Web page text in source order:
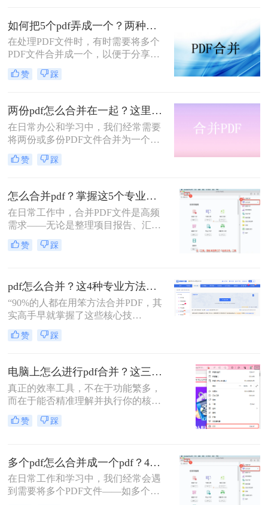
响着我们的信息处理效率与专业形
象。那么怎么把pdf合并成一个pdf
呢？今天，作为一名深耕办公软件领
域多年的测评博主，我将为你揭秘三
种最高效的PDF合并方案，帮你彻底
摆脱文档管理的困扰。
如何把5个pdf弄成一个？两种实用方法详解分享！
在处理PDF文件时，有时需要将多个
PDF文件合并成一个，以便于分享、
存储或打印。那么如何把5个pdf弄成
一个呢？本文将介绍两种将五个PDF
赞 踩
两份pdf怎么合并在一起？这里分享4个合并方法！
在日常办公和学习中，我们经常需要
将两份或多份PDF文件合并为一个，
以便于查阅、分享和存储。那么两份
pdf怎么合并在一起呢？本文将介绍四
您轻松完成PDF合并任务。
赞 踩
怎么合并pdf？掌握这5个专业方法，效率提升300%！
在日常工作中，合并PDF文件是高频
需求——无论是整理项目报告、汇总
客户资料，还是准备学术论文。但许
多人仍在用低效、有风险的方法处理
我今天为你带来一份系统、专业的
PDF合并指南，助你告别效率低下与
安全隐患。
赞 踩
pdf怎么合并？这4种专业方法，让你效率翻倍！
“90%的人都在用笨方法合并PDF，其
实高手早就掌握了这些核心技
巧。”作为一名在电脑办公软件领域
深耕多年的测评博主，每天都会收到
中，“PDF怎么合并”这个问题出现的
频率高居不下。这看似简单的操作，
却实实在在地困扰着众多职场人：报
告整合、资料归档、方案提交……每
一次低效的手动处理，都在悄悄吞噬
你的时间与耐心。
赞 踩
电脑上怎么进行pdf合并？这三招，让你十分钟从小白变高手！
真正的效率工具，不在于功能繁多，
而在于能否精准理解并执行你的核心
意图。“小编，快帮帮我！明早汇报
用的方案，十几份PDF还散着，甲方
紧急求助。
赞 踩
多个pdf怎么合并成一个pdf？4种合并pdf方法详解！
在日常工作和学习中，我们经常会遇
到需要将多个PDF文件——如多个章